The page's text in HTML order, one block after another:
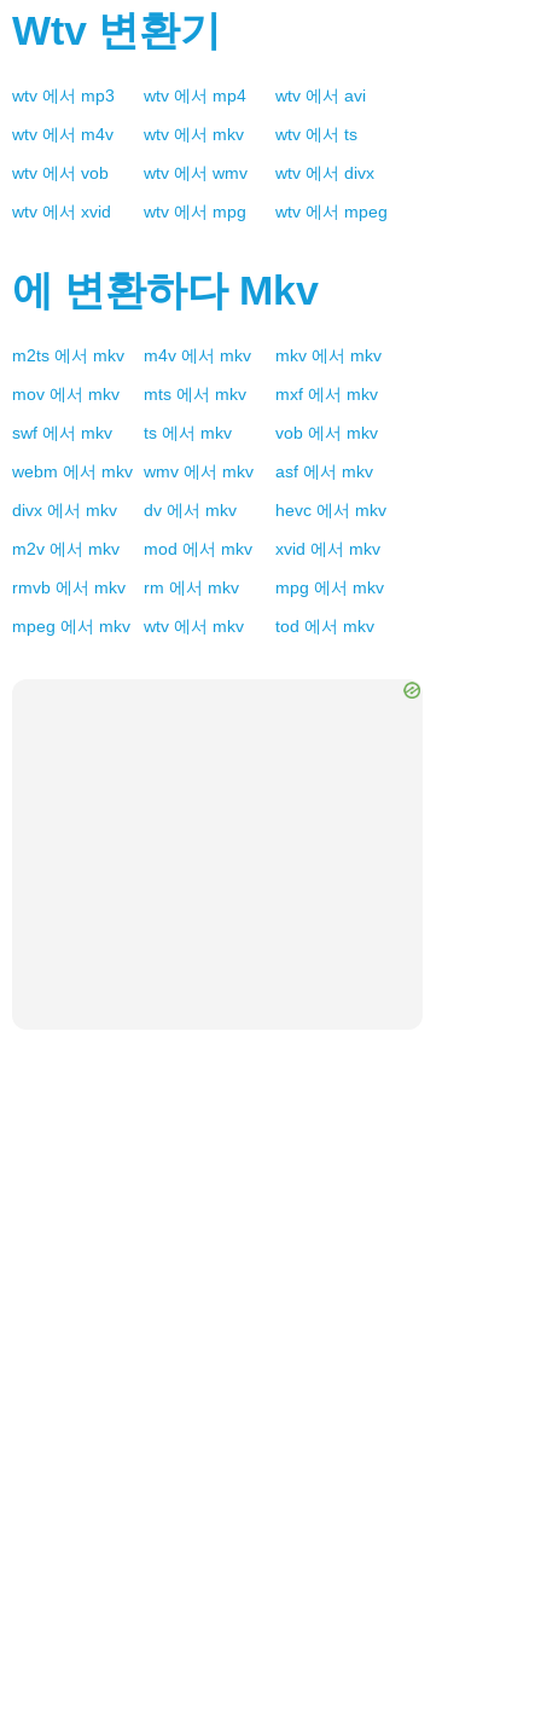
Wtv 변환기
wtv 에서 mp3 wtv 에서 mp4 wtv 에서 avi
wtv 에서 m4v wtv 에서 mkv wtv 에서 ts
wtv 에서 vob wtv 에서 wmv wtv 에서 divx
wtv 에서 xvid wtv 에서 mpg wtv 에서 mpeg
에 변환하다 Mkv
m2ts 에서 mkv m4v 에서 mkv mkv 에서 mkv
mov 에서 mkv mts 에서 mkv mxf 에서 mkv
swf 에서 mkv ts 에서 mkv vob 에서 mkv
webm 에서 mkv wmv 에서 mkv asf 에서 mkv
divx 에서 mkv dv 에서 mkv hevc 에서 mkv
m2v 에서 mkv mod 에서 mkv xvid 에서 mkv
rmvb 에서 mkv rm 에서 mkv mpg 에서 mkv
mpeg 에서 mkv wtv 에서 mkv tod 에서 mkv